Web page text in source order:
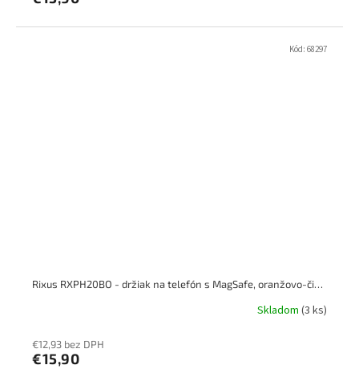
Rixus RXPH20BO - držiak na telefón s MagSafe, oranžovo-čierny
Skladom (3 ks)
€12,93 bez DPH
€15,90
Kód: 68297